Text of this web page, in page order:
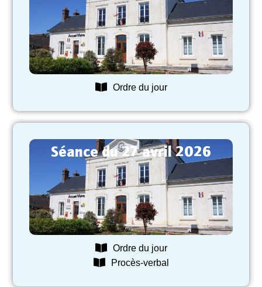
Ordre du jour
Séance du 27 avril 2026
Ordre du jour
Procès-verbal